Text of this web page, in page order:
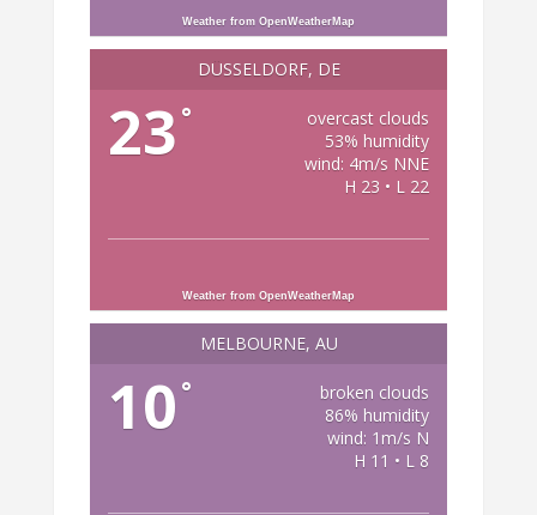
Weather from OpenWeatherMap
DÜSSELDORF, DE
23 °
overcast clouds
53% humidity
wind: 4m/s NNE
H 23 • L 22
Weather from OpenWeatherMap
MELBOURNE, AU
10 °
broken clouds
86% humidity
wind: 1m/s N
H 11 • L 8